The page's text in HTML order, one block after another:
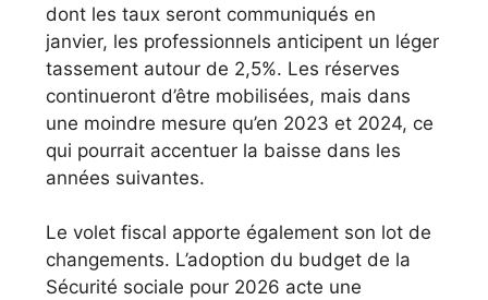
dont les taux seront communiqués en
janvier, les professionnels anticipent un léger
tassement autour de 2,5%. Les réserves
continueront d’être mobilisées, mais dans
une moindre mesure qu’en 2023 et 2024, ce
qui pourrait accentuer la baisse dans les
années suivantes.
Le volet fiscal apporte également son lot de
changements. L’adoption du budget de la
Sécurité sociale pour 2026 acte une